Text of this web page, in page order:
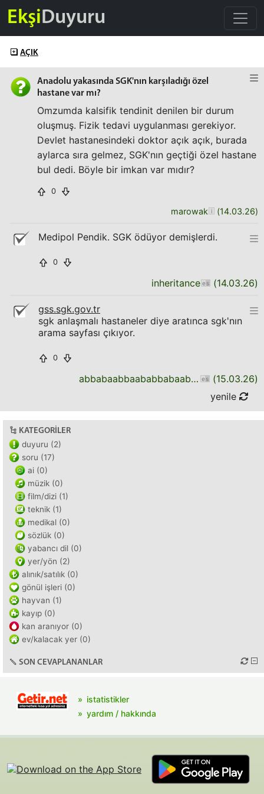
EkşiDuyuru
AÇIK
Anadolu yakasında SGK'nın karşıladığı özel
hastane var mı?
Omzumda kalsifik tendinit denilen bir durum
oluşmuş. Fizik tedavi uygulanması gerekiyor.
Devlet hastanesindeki doktor açık açık, burada
aylarca sıra gelmez, SGK'nın geçtiği özel hastane
bul dedi. Böyle bir imkan var mıdır?
0
marowak (14.03.26)
Medipol Pendik. SGK ödüyor demişlerdi.
0
inheritance (14.03.26)
gss.sgk.gov.tr
sgk anlaşmalı hastaneler diye aratınca sgk'nın
arama sayfası çıkıyor.
0
abbabaabbaababbabaababbaabbabaab (15.03.26)
yenile
KATEGORILER
duyuru (2)
soru (17)
ai (0)
müzik (0)
film/dizi (1)
teknik (1)
medikal (0)
sözlük (0)
yabancı dil (0)
yer/yön (2)
alınık/satılık (0)
gönül işleri (0)
hayvan (1)
kayıp (0)
kan aranıyor (0)
ev/kalacak yer (0)
SON CEVAPLANANLAR
istatistikler
yardım / hakkında